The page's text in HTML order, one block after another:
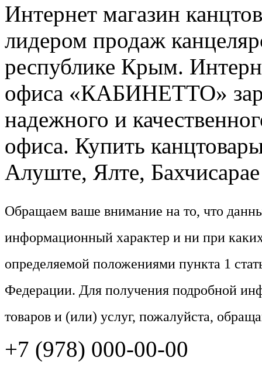
Интернет магазин
лидером продаж
республике Крым.
офиса «КАБИНЕТТО»
надежного и
офиса. Купить
Алуште, Ялте,
Обращаем ваше внимание на то, что
информационный характер и ни при
определяемой положениями пункта 1
Федерации. Для получения подробной
товаров и (или) услуг, пожалуйста,
+7 (978) 000-00-00